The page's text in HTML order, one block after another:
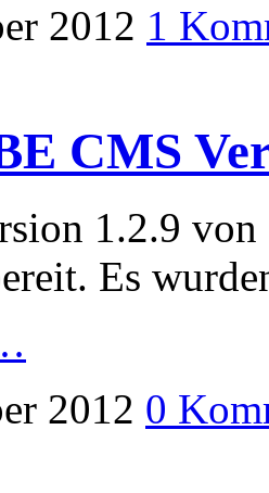
2012 1
CMS
1.2.9
Es
2012 0